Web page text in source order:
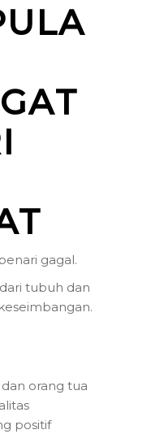
gagal.
tubuh dan
orang tua
positif